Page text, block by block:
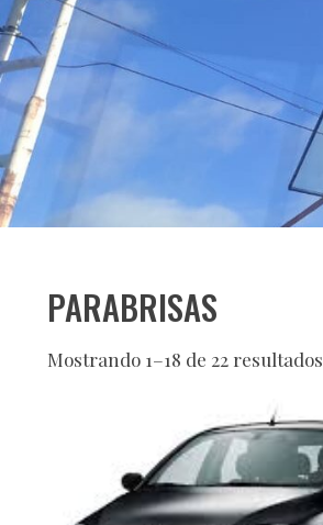
PARABRISAS
Mostrando 1–18 de 22 resultados